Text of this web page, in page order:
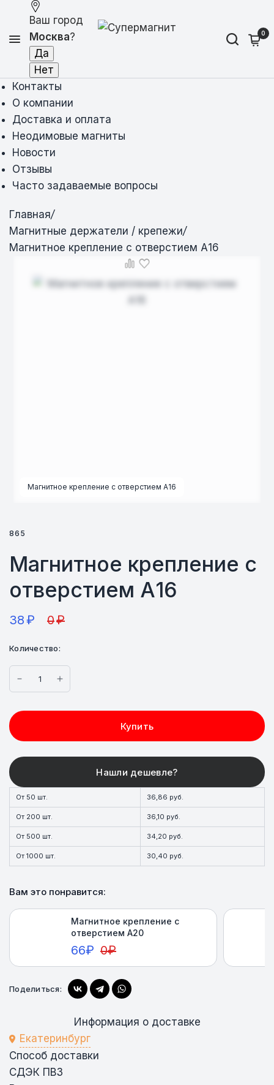
Ваш город
Москва? 0
Контакты
О компании
Доставка и оплата
Неодимовые магниты
Новости
Отзывы
Часто задаваемые вопросы
Главная/
Магнитные держатели / крепежи/
Магнитное крепление с отверстием А16
Магнитное крепление с отверстием А16
865
Магнитное крепление с
отверстием А16
38₽ 0₽
Количество:
Купить
От 50 шт. 36,86 руб.
От 200 шт. 36,10 руб.
От 500 шт. 34,20 руб.
От 1000 шт. 30,40 руб.
Вам это понравится:
Магнитное крепление с
отверстием А20
66₽ 0₽
Купить
Поделиться:
Информация о доставке
Екатеринбург
Способ доставки
СДЭК ПВЗ